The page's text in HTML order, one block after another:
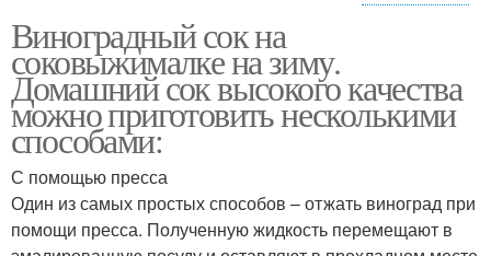
Сок через мясорубку
Сок в мультиварке
Виноградный сок на
соковыжималке на зиму.
Домашний сок высокого качества
можно приготовить несколькими
способами:
С помощью пресса
Один из самых простых способов – отжать виноград при
помощи пресса. Полученную жидкость перемещают в